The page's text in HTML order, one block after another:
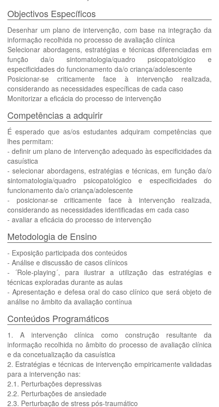
Objectivos Específicos
Desenhar um plano de intervenção, com base na integração da
informação recolhida no processo de avaliação clínica
Selecionar abordagens, estratégias e técnicas diferenciadas em
função da/o sintomatologia/quadro psicopatológico e
especificidades do funcionamento da/o criança/adolescente
Posicionar-se criticamente face à intervenção realizada,
considerando as necessidades específicas de cada caso
Monitorizar a eficácia do processo de intervenção
Competências a adquirir
É esperado que as/os estudantes adquiram competências que
lhes permitam:
- definir um plano de intervenção adequado às especificidades da
casuística
- selecionar abordagens, estratégias e técnicas, em função da/o
sintomatologia/quadro psicopatológico e especificidades do
funcionamento da/o criança/adolescente
- posicionar-se criticamente face à intervenção realizada,
considerando as necessidades identificadas em cada caso
- avaliar a eficácia do processo de intervenção
Metodologia de Ensino
- Exposição participada dos conteúdos
- Análise e discussão de casos clínicos
- ´Role-playing´, para ilustrar a utilização das estratégias e
técnicas exploradas durante as aulas
- Apresentação e defesa oral do caso clínico que será objeto de
análise no âmbito da avaliação contínua
Conteúdos Programáticos
1. A intervenção clínica como construção resultante da
informação recolhida no âmbito do processo de avaliação clínica
e da concetualização da casuística
2. Estratégias e técnicas de intervenção empiricamente validadas
para a intervenção nas:
2.1. Perturbações depressivas
2.2. Perturbações de ansiedade
2.3. Perturbação de stress pós-traumático